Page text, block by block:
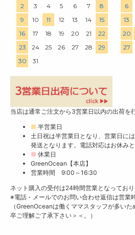
2
3 4 5 6 7
8
9
10 11 12 13 14
15
16
17 18 19 20 21
22
23
24 25 26 27 28
29
30
31
6
13
20
27
当店は通常ご注文から3営業日以内の出荷を
■ 半営業日
土日祝は半営業日となり、営業日に
発送となります。電話対応はお休みと
■ 休業日
GreenOcean【本店】
営業時間 9:00～16:30
ネット購入の受付は24時間営業となっており
※電話・メールでのお問い合わせ返信は営業
（GreenOceanは働くママスタッフが多い
卒ご理解ご了承下さい＞＜。）